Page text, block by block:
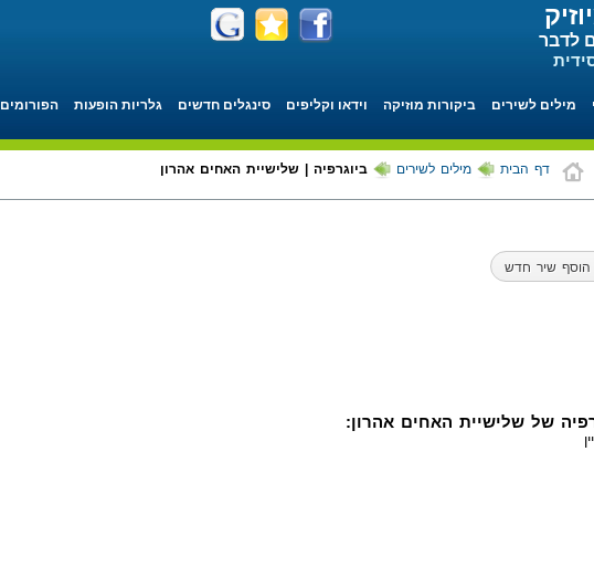
לדבר
מילים לשירים ביקורות מוזיקה וידאו וקליפים סינגלים חדשים גלריות הופעות הפורומים
דף הבית מילים לשירים ביוגרפיה | שלישיית האחים אהרון
הוסף שיר חדש
של שלישיית האחים אהרון: